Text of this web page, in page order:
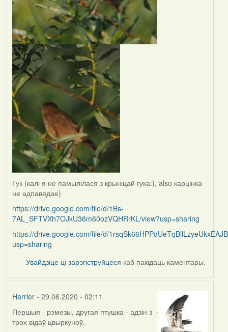
Гук (калі я не памылілася з крыніцай гука:), also карцінка
не адпавядае)
https://drive.google.com/file/d/1Bs-
7AL_SFTVXh7OJkU36m60ozVQHRrKL/view?usp=sharing
https://drive.google.com/file/d/
usp=sharing
Увайдзіце цізарэгіструйцеся каб пакідаць каментары.
Harrier- 29.06.2020 - 02:11
In
reply
Першыя - рэмезы, другая птушка - адзін з
трох відаў цвыркуноў.